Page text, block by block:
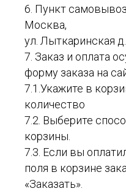
6. Пункт
Москва,
ул. Лыткаринская
7. Заказ и оплата
форму заказа на
7.1.Укажите в
количество
7.2. Выберите
корзины.
7.3. Если вы
поля в корзине
«Заказать».